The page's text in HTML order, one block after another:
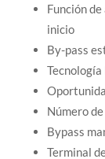
Función
inicio
By-pass
Número
Bypass
Terminal